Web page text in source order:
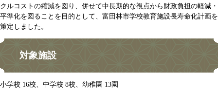
クルコストの縮減を図り、併せて中長期的な視点から財政負担の軽減・
平準化を図ることを目的として、富田林市学校教育施設長寿命化計画を
策定しました。
対象施設
小学校 16校、中学校 8校、幼稚園 13園